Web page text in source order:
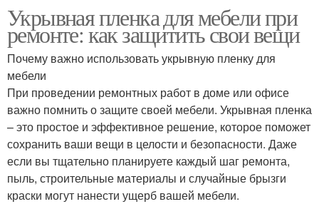
Укрывная пленка для мебели при
ремонте: как защитить свои вещи
Почему важно использовать укрывную пленку для
мебели
При проведении ремонтных работ в доме или офисе
важно помнить о защите своей мебели. Укрывная пленка
– это простое и эффективное решение, которое поможет
сохранить ваши вещи в целости и безопасности. Даже
если вы тщательно планируете каждый шаг ремонта,
пыль, строительные материалы и случайные брызги
краски могут нанести ущерб вашей мебели.